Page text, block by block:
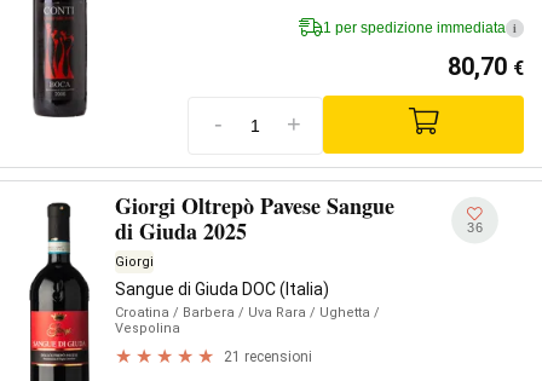
1 per spedizione immediata i
80,70 €
- +
Giorgi Oltrepò Pavese Sangue
di Giuda 2025
Giorgi
Sangue di Giuda DOC (Italia)
Croatina / Barbera / Uva Rara / Ughetta /
Vespolina
21 recensioni
36